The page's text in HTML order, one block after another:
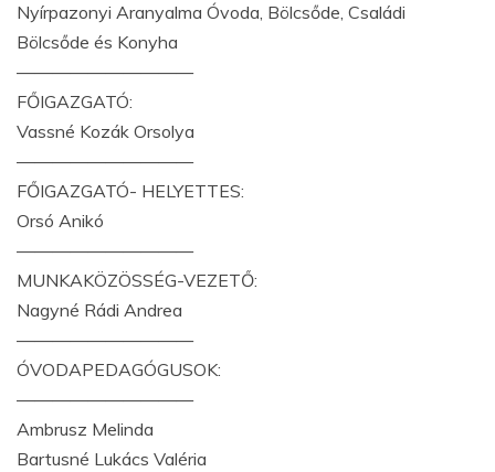
Nyírpazonyi Aranyalma Óvoda, Bölcsőde, Családi
Bölcsőde és Konyha
——————————
FŐIGAZGATÓ:
Vassné Kozák Orsolya
——————————
FŐIGAZGATÓ- HELYETTES:
Orsó Anikó
——————————
MUNKAKÖZÖSSÉG-VEZETŐ:
Nagyné Rádi Andrea
——————————
ÓVODAPEDAGÓGUSOK:
——————————
Ambrusz Melinda
Bartusné Lukács Valéria